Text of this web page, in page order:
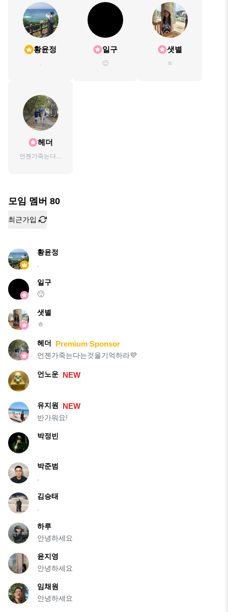
황윤정
.
일구
🙂
샛별
ㅎ
헤더
언젠가죽는다는
모임 멤버 80
최근가입
황윤정
.
일구
🙂
샛별
ㅎ
헤더 Premium Sponsor
언젠가죽는다는것을기억하라💜
언노운 NEW
유지원 NEW
반가워요!
박정빈
박준범
.
김승태
.
하루
안녕하세요
윤지영
안녕하세요
임채원
안녕하세요